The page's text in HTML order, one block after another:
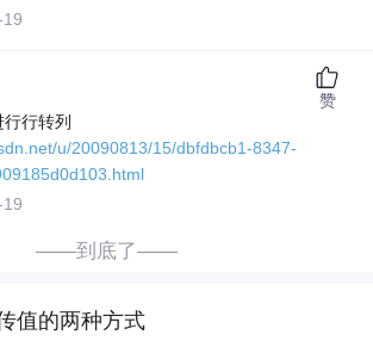
行转列
u/20090813/15/dbfdbcb1-8347-
赞
——到底了——
值的两种方式